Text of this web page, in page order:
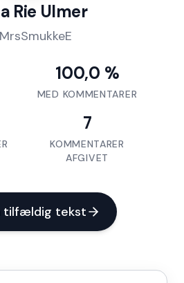
Rie Ulmer
MrsSmukkeE
100,0 %
MED KOMMENTARER
7
KOMMENTARER
AFGIVET
tilfældig tekst